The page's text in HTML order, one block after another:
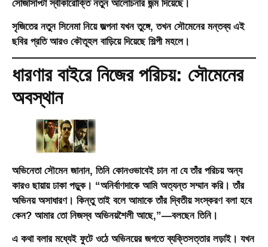
সোজাসাপ্টা স্বীকারোক্তি নতুন আলোচনার জন্ম দিয়েছে।
সৃজিতের নতুন সিনেমা নিয়ে জল্পনা যখন তুঙ্গে, তখন সৌমেনের মন্তব্য এই
ছবির প্রতি আরও কৌতূহল বাড়িয়ে দিয়েছে শিল্পী মহলে।
ধারণার বাইরে নিজের পরিচয়: সৌমেনের
অবস্থান
অভিনেতা সৌমেন জানান, তিনি কোনওভাবেই চান না যে তাঁর পরিচয় অন্য
কারও ছায়ায় ঢাকা পড়ুক। “অনির্বাণদাকে আমি অত্যন্ত সম্মান করি। তাঁর
অভিনয় অসাধারণ। কিন্তু তাই বলে আমাকে তাঁর দ্বিতীয় সংস্করণ বলা হবে
কেন? আমার তো নিজস্ব অভিনয়শৈলী আছে,”—বলছেন তিনি।
এ কথা বলার মধ্যেই ফুটে ওঠে অভিনয়ের জগতে ব্যক্তিসত্তার লড়াই। যখন